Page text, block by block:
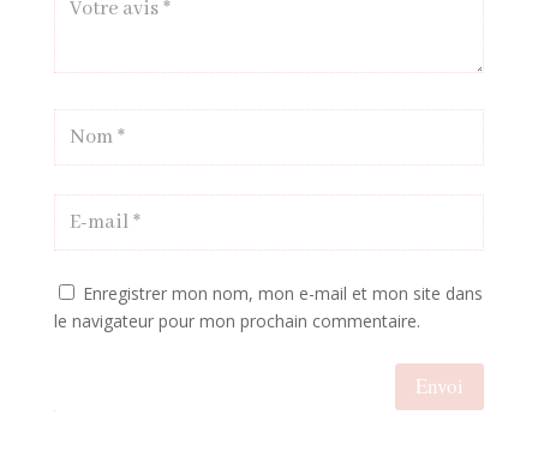
Enregistrer mon nom, mon e-mail et mon site dans
le navigateur pour mon prochain commentaire.
Envoi